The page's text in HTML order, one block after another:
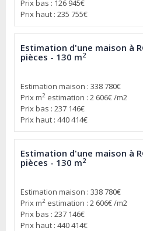
Prix bas : 126 945€
Prix haut : 235 755€
Estimation d'une maison à
pièces - 130 m2
Estimation maison : 338 780€
Prix m2 estimation : 2 606€ /m2
Prix bas : 237 146€
Prix haut : 440 414€
Estimation d'une maison à
pièces - 130 m2
Estimation maison : 338 780€
Prix m2 estimation : 2 606€ /m2
Prix bas : 237 146€
Prix haut : 440 414€